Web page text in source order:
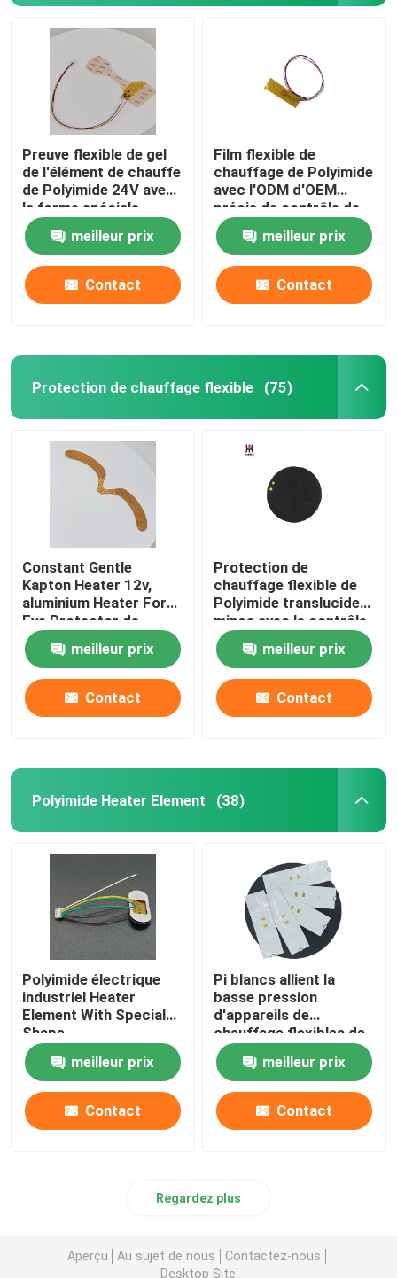
Preuve flexible de gel
de l'élément de chauffe
de Polyimide 24V avec
la forme spéciale
meilleur prix
Contact
Film flexible de
chauffage de Polyimide
avec l'ODM d'OEM
précis de contrôle de
température
meilleur prix
Contact
Protection de chauffage flexible (75)
Constant Gentle
Kapton Heater 12v,
aluminium Heater For
Eye Protector de
Polyimide
meilleur prix
Contact
Protection de
chauffage flexible de
Polyimide translucide
mince avec le contrôle
de température précis
meilleur prix
Contact
Polyimide Heater Element (38)
Polyimide électrique
industriel Heater
Element With Special
Shape
meilleur prix
Contact
Pi blancs allient la
basse pression
d'appareils de
chauffage flexibles de
Polyimide pour
l'exploitation d'énergie
industrielle
meilleur prix
Contact
Regardez plus
Aperçu Au sujet de nous
Contactez-nous
Desktop Site